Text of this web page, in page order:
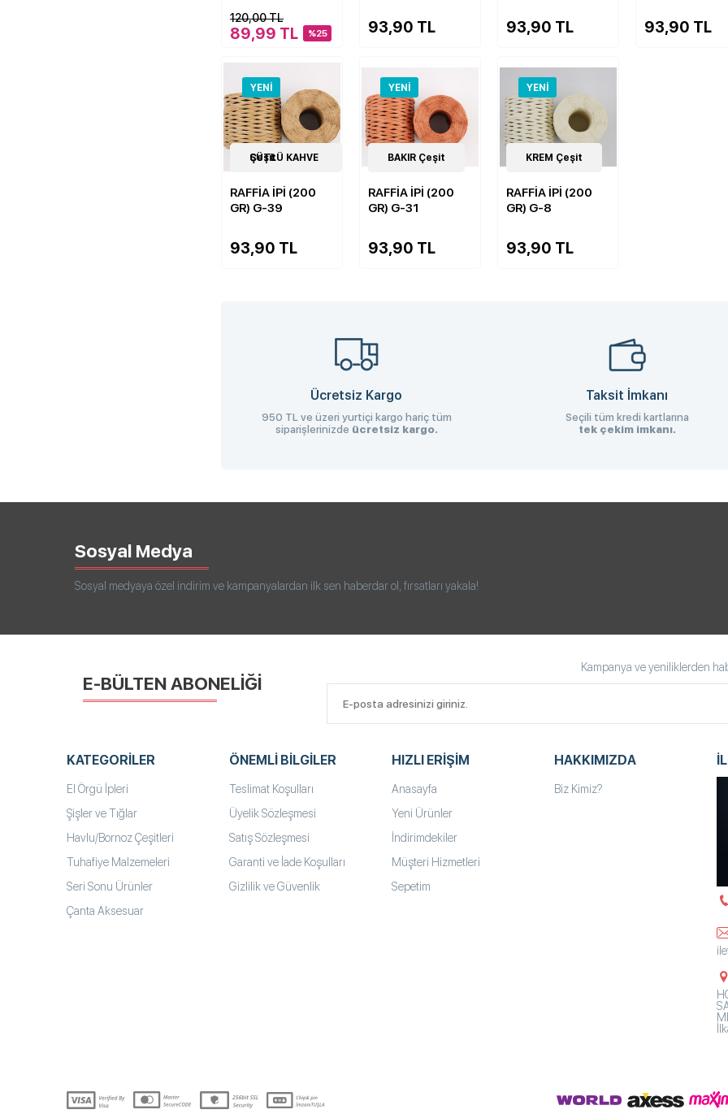
120,00 TL
89,99 TL %25 93,90 TL 93,90 TL 93,90 TL
YENI
14Çeşit
SÜTLÜ KAHVE Çeşit
RAFFİA İPİ (200
GR) G-39
93,90 TL
YENI
14Çeşit
BAKIR Çeşit
RAFFİA İPİ (200
GR) G-31
93,90 TL
YENI
14Çeşit
KREM Çeşit
RAFFİA İPİ (200
GR) G-8
93,90 TL
Ücretsiz Kargo
950 TL ve üzeri yurtiçi kargo hariç tüm
siparişlerinizde ücretsiz kargo.
Taksit İmkanı
Seçili tüm kredi kartlarına
tek çekim imkanı.
Sosyal Medya
Sosyal medyaya özel indirim ve kampanyalardan ilk sen haberdar ol, fırsatları yakala!
E-BÜLTEN ABONELİĞİ
Kampanya ve yeniliklerden
KATEGORILER
El Örgü İpleri
Şişler ve Tığlar
Havlu/Bornoz Çeşitleri
Tuhafiye Malzemeleri
Seri Sonu Ürünler
Çanta Aksesuar
ÖNEMLI BILGILER
Teslimat Koşulları
Üyelik Sözleşmesi
Satış Sözleşmesi
Garanti ve İade Koşulları
Gizlilik ve Güvenlik
HIZLI ERIŞIM
Anasayfa
Yeni Ürünler
İndirimdekiler
Müşteri Hizmetleri
Sepetim
HAKKIMIZDA
Biz Kimiz?